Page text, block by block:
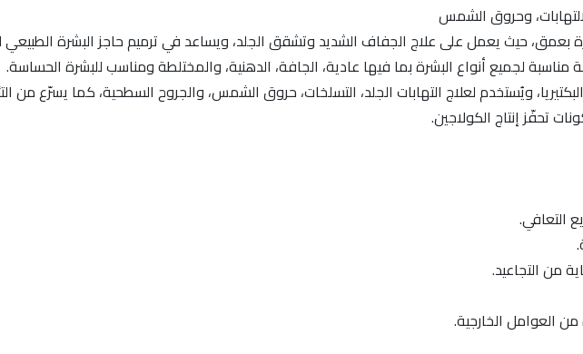
وحروق الشمس
بعمق، حيث يعمل على علاج الجفاف الشديد وتشقق الجلد، ويساعد في ترميم حاجز البشرة الطبيعي
لجميع أنواع البشرة بما فيها عادية، الجافة، الدهنية، والمختلطة ومناسب للبشرة الحساسة.
ويُستخدم لعلاج التهابات الجلد، التسلخات، حروق الشمس، والجروح السطحية، كما يسرّع من
تحفّز إنتاج الكولاجين.
التعافي.
من التجاعيد.
من العوامل الخارجية.